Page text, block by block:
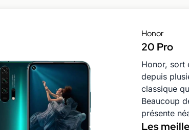
Honor
20 Pro
Honor, sort
depuis
classique
Beaucoup
présente
Les